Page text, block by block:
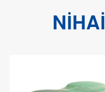
NİHAİ